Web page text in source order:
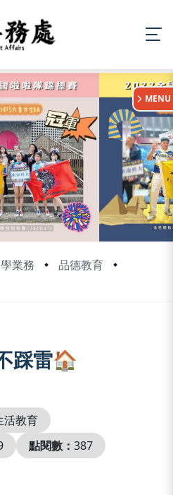
業務
品德教育
MENU
踩雷🏠
活教育
點閱數： 387